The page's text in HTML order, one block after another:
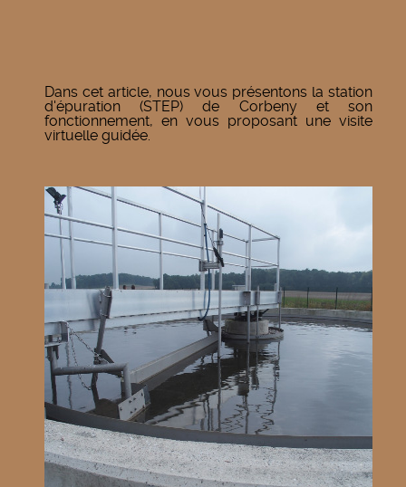
Dans cet article, nous vous présentons la station
d'épuration (STEP) de Corbeny et son
fonctionnement, en vous proposant une visite
virtuelle guidée.